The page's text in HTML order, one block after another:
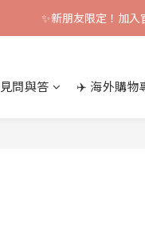
✨新朋友限定！加
問與答 ✈️ 海外購物